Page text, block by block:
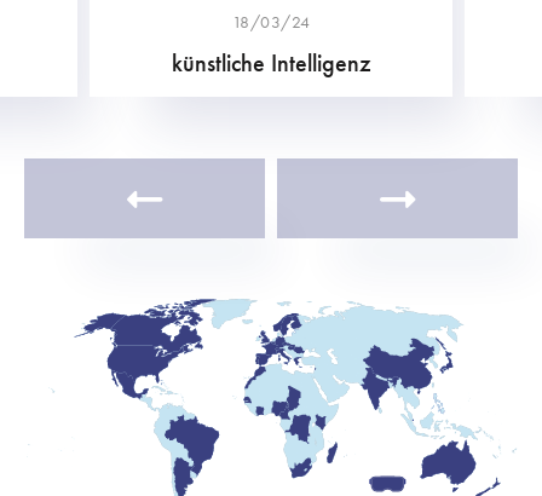
18/03/24
künstliche Intelligenz